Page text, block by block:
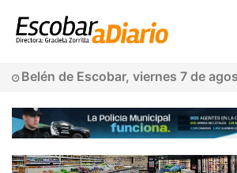
Belén de Escobar, viernes 7 de